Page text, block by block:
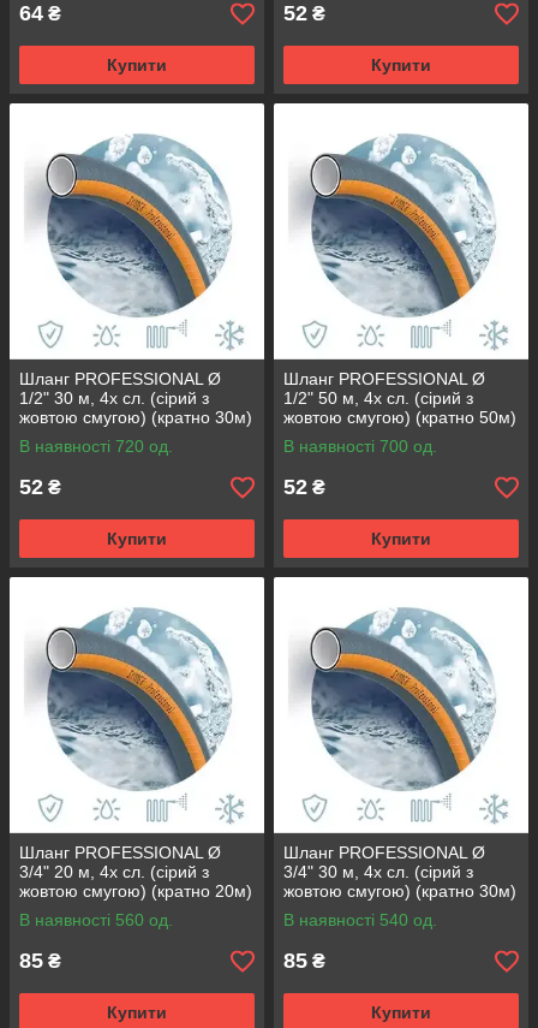
64 ₴
Купити
52 ₴
Купити
Шланг PROFESSIONAL Ø
1/2" 30 м, 4х сл. (сірий з
жовтою смугою) (кратно 30м)
{30}
В наявності 720 од.
52 ₴
Купити
Шланг PROFESSIONAL Ø
1/2" 50 м, 4х сл. (сірий з
жовтою смугою) (кратно 50м)
{50}
В наявності 700 од.
52 ₴
Купити
Шланг PROFESSIONAL Ø
3/4" 20 м, 4х сл. (сірий з
жовтою смугою) (кратно 20м)
{20}
В наявності 560 од.
85 ₴
Купити
Шланг PROFESSIONAL Ø
3/4" 30 м, 4х сл. (сірий з
жовтою смугою) (кратно 30м)
{30}
В наявності 540 од.
85 ₴
Купити